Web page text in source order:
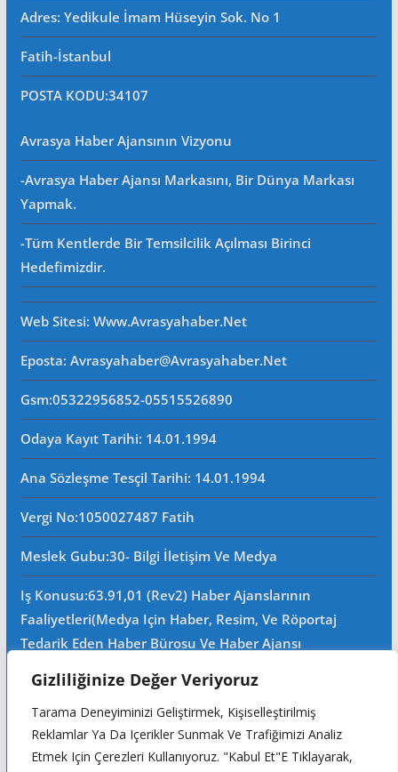
Gizliliğinize Değer Veriyoruz
Tarama Deneyiminizi Geliştirmek, Kişiselleştirilmiş
Reklamlar Ya Da Içerikler Sunmak Ve Trafiğimizi Analiz
Etmek Için Çerezleri Kullanıyoruz. "Kabul Et"e Tıklayarak,
Adres: Yedikule İmam Hüseyin Sok. No 1
Fatih-İstanbul
POSTA KODU:34107
Avrasya Haber Ajansının Vizyonu
-Avrasya Haber Ajansı Markasını, Bir Dünya Markası
Yapmak.
-Tüm Kentlerde Bir Temsilcilik Açılması Birinci
Hedefimizdir.
Web Sitesi: Www.avrasyahaber.net
Eposta: Avrasyahaber@avrasyahaber.net
Gsm:05322956852-05515526890
Odaya Kayıt Tarihi: 14.01.1994
Ana Sözleşme Tesçil Tarihi: 14.01.1994
Vergi No:1050027487 Fatih
Meslek Gubu:30- Bilgi İletişim Ve Medya
Iş Konusu:63.91,01 (Rev2) Haber Ajanslarının
Faaliyetleri(Medya Için Haber, Resim, Ve Röportaj
Tedarik Eden Haber Bürosu Ve Haber Ajansı
Filimcilik, Yayıncılık, Prodöktörlük, Reklamcılık Işleri Ile
Ana Sözleşmede Yazılı Olan Diğer Işleri Yapar.
Mersis No: 0105002748700015